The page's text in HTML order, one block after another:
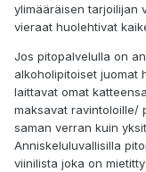
ylimääräisen tarjoilijan
vieraat huolehtivat
Jos pitopalvelulla on
alkoholipitoiset juomat
laittavat omat
maksavat ravintoloille/
saman verran kuin
Anniskeluluvallisilla
viinilista joka on